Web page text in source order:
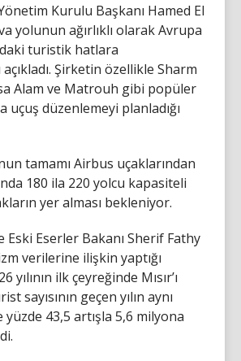
Kurulu Başkanı Hamed El
yolunun ağırlıklı olarak Avrupa
turistik hatlara
açıkladı. Şirketin özellikle Sharm
Alam ve Matrouh gibi popüler
uçuş düzenlemeyi planladığı
tamamı Airbus uçaklarından
180 ila 220 yolcu kapasiteli
yer alması bekleniyor.
Eski Eserler Bakanı Sherif Fathy
verilerine ilişkin yaptığı
yılının ilk çeyreğinde Mısır’ı
sayısının geçen yılın aynı
43,5 artışla 5,6 milyona